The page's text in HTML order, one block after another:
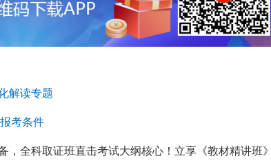
解读专题
报考条件
，全科取证班直击考试大纲核心！立享《教材精讲班》